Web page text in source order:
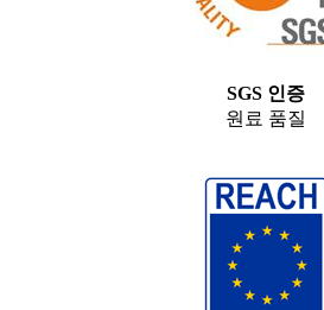
SGS 인증
원료 품질